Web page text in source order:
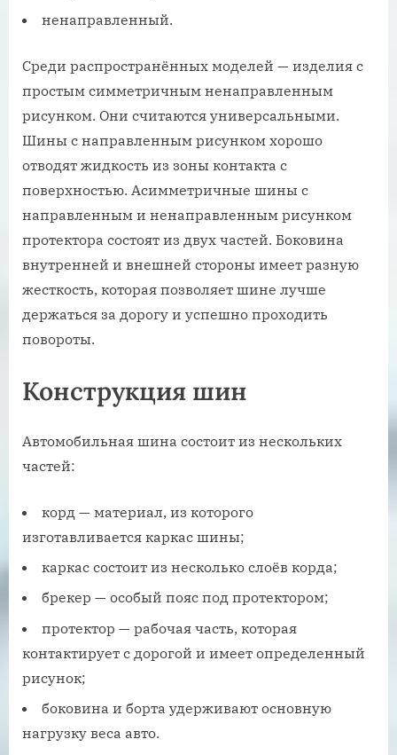
ненаправленный.
Среди распространённых моделей — изделия с
простым симметричным ненаправленным
рисунком. Они считаются универсальными.
Шины с направленным рисунком хорошо
отводят жидкость из зоны контакта с
поверхностью. Асимметричные шины с
направленным и ненаправленным рисунком
протектора состоят из двух частей. Боковина
внутренней и внешней стороны имеет разную
жесткость, которая позволяет шине лучше
держаться за дорогу и успешно проходить
повороты.
Конструкция шин
Автомобильная шина состоит из нескольких
частей:
корд — материал, из которого
изготавливается каркас шины;
каркас состоит из несколько слоёв корда;
брекер — особый пояс под протектором;
протектор — рабочая часть, которая
контактирует с дорогой и имеет определенный
рисунок;
боковина и борта удерживают основную
нагрузку веса авто.